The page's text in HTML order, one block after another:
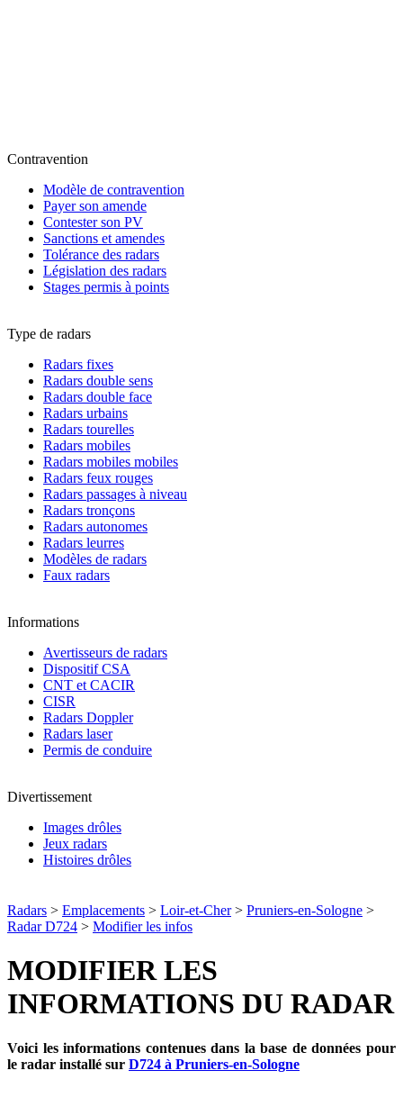
Contravention
Modèle de contravention
Payer son amende
Contester son PV
Sanctions et amendes
Tolérance des radars
Législation des radars
Stages permis à points
Type de radars
Radars fixes
Radars double sens
Radars double face
Radars urbains
Radars tourelles
Radars mobiles
Radars mobiles mobiles
Radars feux rouges
Radars passages à niveau
Radars tronçons
Radars autonomes
Radars leurres
Modèles de radars
Faux radars
Informations
Avertisseurs de radars
Dispositif CSA
CNT et CACIR
CISR
Radars Doppler
Radars laser
Permis de conduire
Divertissement
Images drôles
Jeux radars
Histoires drôles
Radars > Emplacements > Loir-et-Cher> Pruniers-en-Sologne >
Radar D724 > Modifier les infos
MODIFIER LES
INFORMATIONS DU RADAR
Voici les informations contenues dans la base de données pour
le radar installé sur D724 à Pruniers-en-Sologne